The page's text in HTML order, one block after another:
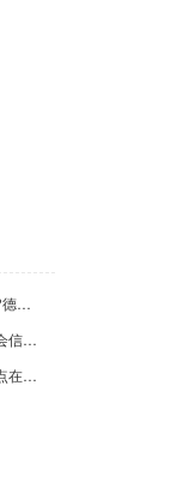
为什么举办德国慕尼黑国际烘焙展览会?德国展会制作公司告诉你答案
德国科隆国际涂料和装饰材料展览会展会信息,德国展览搭建公司为您详细介绍
德国慕尼黑国际陶瓷工业展览会展会地点在哪里,德国展览展示设计公司为你解答